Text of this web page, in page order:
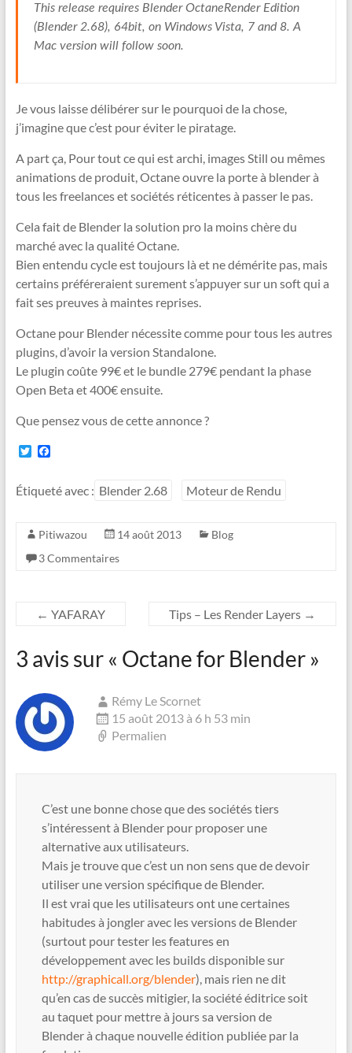
This release requires Blender OctaneRender Edition
(Blender 2.68), 64bit, on Windows Vista, 7 and 8. A
Mac version will follow soon.
Je vous laisse délibérer sur le pourquoi de la chose,
j’imagine que c’est pour éviter le piratage.
A part ça, Pour tout ce qui est archi, images Still ou mêmes
animations de produit, Octane ouvre la porte à blender à
tous les freelances et sociétés réticentes à passer le pas.
Cela fait de Blender la solution pro la moins chère du
marché avec la qualité Octane.
Bien entendu cycle est toujours là et ne démérite pas, mais
certains préféreraient surement s’appuyer sur un soft qui a
fait ses preuves à maintes reprises.
Octane pour Blender nécessite comme pour tous les autres
plugins, d’avoir la version Standalone.
Le plugin coûte 99€ et le bundle 279€ pendant la phase
Open Beta et 400€ ensuite.
Que pensez vous de cette annonce ?
T
t
t
r
F
e
k
Étiqueté avec : Blender 2.68 Moteur de Rendu
Pitiwazou 14 août 2013
Blog
3 Commentaires
← YAFARAY Tips – Les Render Layers →
3 avis sur « Octane for Blender»
Rémy Le Scornet
15 août 2013 à 6 h 53 min
Permalien
C’est une bonne chose que des sociétés tiers
s’intéressent à Blender pour proposer une
alternative aux utilisateurs.
Mais je trouve que c’est un non sens que de devoir
utiliser une version spécifique de Blender.
Il est vrai que les utilisateurs ont une certaines
habitudes à jongler avec les versions de Blender
(surtout pour tester les features en
développement avec les builds disponible sur
http://graphicall.org/blender), mais rien ne dit
qu’en cas de succès mitigier, la société éditrice soit
au taquet pour mettre à jours sa version de
Blender à chaque nouvelle édition publiée par la